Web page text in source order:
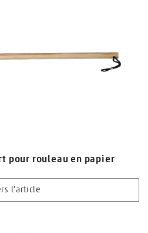
pour rouleau en papier
l'article